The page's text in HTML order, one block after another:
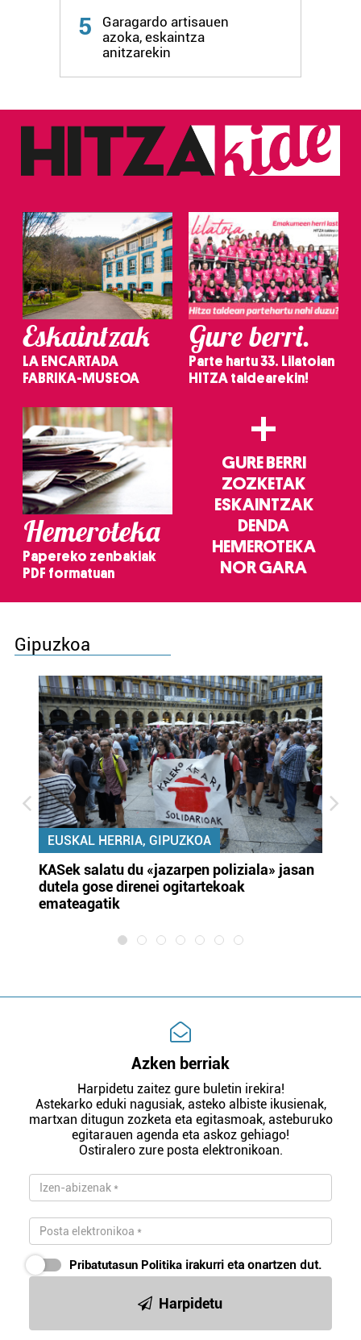
5
Garagardo artisauen
azoka, eskaintza
anitzarekin
Eskaintzak
LA ENCARTADA
FABRIKA-MUSEOA
Gure berri.
Parte hartu 33. Lilatoian
HITZA taldearekin!
Hemeroteka
Papereko zenbakiak
PDF formatuan
+
GURE BERRI
ZOZKETAK
ESKAINTZAK
DENDA
HEMEROTEKA
NOR GARA
Gipuzkoa
EUSKAL HERRIA, GIPUZKOA
KASek salatu du «jazarpen poliziala» jasan
dutela gose direnei ogitartekoak
emateagatik
Azken berriak
Harpidetu zaitez gure buletin irekira!
Astekarko eduki nagusiak, asteko albiste ikusienak,
martxan ditugun zozketa eta egitasmoak, asteburuko
egitarauen agenda eta askoz gehiago!
Ostiralero zure posta elektronikoan.
Pribatutasun Politika irakurri eta onartzen dut.
Harpidetu